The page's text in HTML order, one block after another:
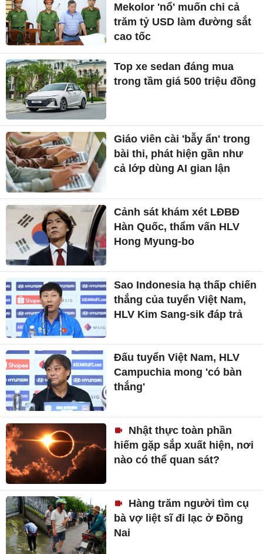
Mekolor 'nổ' muốn chi cả
trăm tỷ USD làm đường sắt
cao tốc
Top xe sedan đáng mua
trong tầm giá 500 triệu đồng
Giáo viên cài 'bẫy ẩn' trong
bài thi, phát hiện gần như
cả lớp dùng AI gian lận
Cảnh sát khám xét LĐBĐ
Hàn Quốc, thẩm vấn HLV
Hong Myung-bo
Sao Indonesia hạ thấp chiến
thắng của tuyển Việt Nam,
HLV Kim Sang-sik đáp trả
Đấu tuyển Việt Nam, HLV
Campuchia mong 'có bàn
thắng'
Nhật thực toàn phần
hiếm gặp sắp xuất hiện, nơi
nào có thể quan sát?
Hàng trăm người tìm cụ
bà vợ liệt sĩ đi lạc ở Đồng
Nai